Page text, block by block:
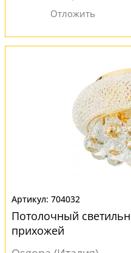
704032
Потолочный
прихожей